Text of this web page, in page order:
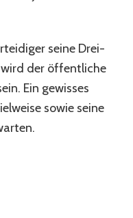
seine Drei-
wird der öffentliche
Ein gewisses
sowie seine